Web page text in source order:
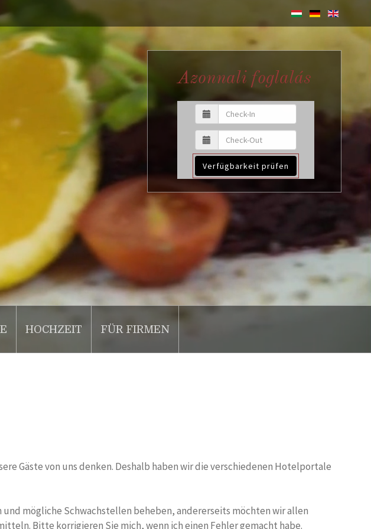
Azonnali foglalás
Verfügbarkeit prüfen
HOCHZEIT FÜR FIRMEN
Gäste von uns denken. Deshalb haben wir die verschiedenen Hotelportale
mögliche Schwachstellen beheben, andererseits möchten wir allen
Bitte korrigieren Sie mich, wenn ich einen Fehler gemacht habe.